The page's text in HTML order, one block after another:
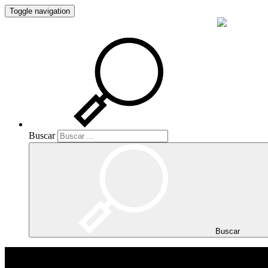
Toggle navigation
Buscar
Buscar